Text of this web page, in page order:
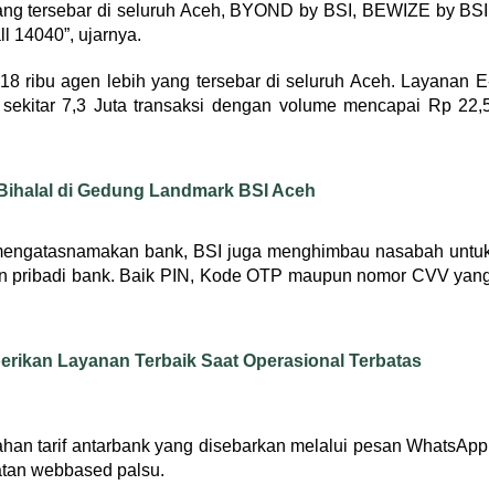
tersebar di seluruh Aceh, BYOND by BSI, BEWIZE by
14040”, ujarnya.
ribu agen lebih yang tersebar di seluruh Aceh. Layanan
7,3 Juta transaksi dengan volume mencapai Rp
di Gedung Landmark BSI Aceh
bank, BSI juga menghimbau nasabah
pribadi bank. Baik PIN, Kode OTP maupun nomor CVV
Layanan Terbaik Saat Operasional Terbatas
tarif antarbank yang disebarkan melalui pesan
webbased palsu.